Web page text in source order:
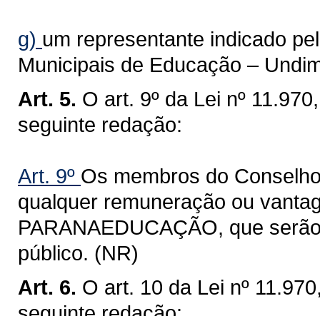
g) um representante indicado
Municipais de Educação –
Art. 5. O art. 9º da Lei nº
seguinte redação:
Art. 9º Os membros do
qualquer remuneração ou
PARANAEDUCAÇÃO, que
público. (NR)
Art. 6. O art. 10 da Lei nº